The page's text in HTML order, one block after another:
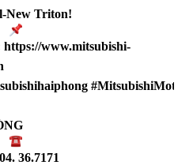
New Triton!
www.mitsubishi-
hihaiphong
36.7171